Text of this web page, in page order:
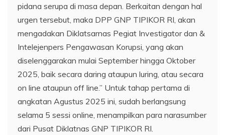
pidana serupa di masa depan. Berkaitan dengan hal
urgen tersebut, maka DPP GNP TIPIKOR RI, akan
mengadakan Diklatsarnas Pegiat Investigator dan &
Intelejenpers Pengawasan Korupsi, yang akan
diselenggarakan mulai September hingga Oktober
2025, baik secara daring ataupun luring, atau secara
on line ataupun off line.” Untuk tahap pertama di
angkatan Agustus 2025 ini, sudah berlangsung
selama 5 sessi online, menampilkan para narasumber
dari Pusat Diklatnas GNP TIPIKOR RI.